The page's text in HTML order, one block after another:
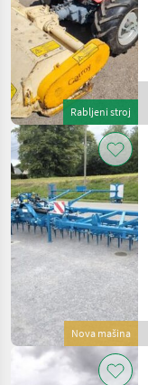
Rabljeni stroj
Nova mašina